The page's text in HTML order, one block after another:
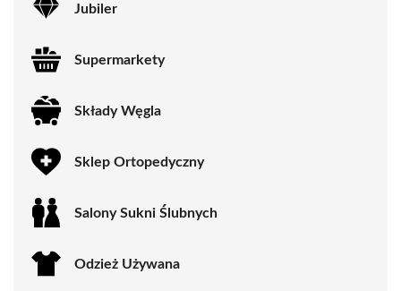
Jubiler
Supermarkety
Składy Węgla
Sklep Ortopedyczny
Salony Sukni Ślubnych
Odzież Używana